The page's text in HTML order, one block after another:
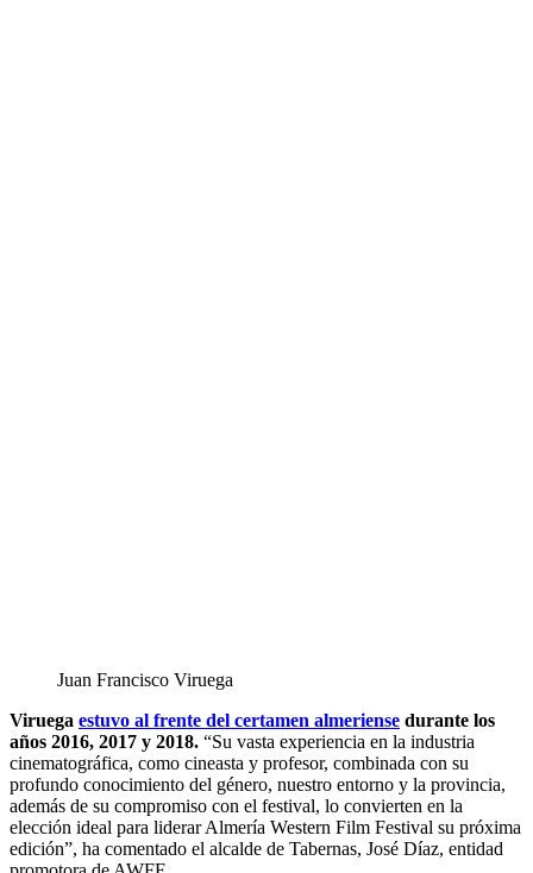
Juan Francisco Viruega
Viruega estuvo al frente del certamen almeriense durante los
años 2016, 2017 y 2018. “Su vasta experiencia en la industria
cinematográfica, como cineasta y profesor, combinada con su
profundo conocimiento del género, nuestro entorno y la provincia,
además de su compromiso con el festival, lo convierten en la
elección ideal para liderar Almería Western Film Festival su próxima
edición”, ha comentado el alcalde de Tabernas, José Díaz, entidad